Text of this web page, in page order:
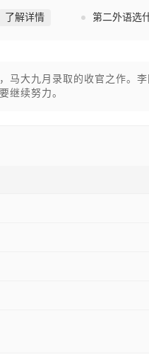
了解详情 第二外语选
马大九月录取的收官之作。
继续努力。